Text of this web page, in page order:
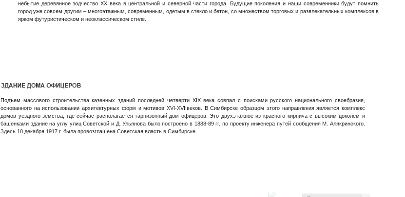
небытие деревянное зодчество XX века в центральной и северной части города. Будущие поколения и наши современники будут помнить
город уже совсем другим – многоэтажным, современным, одетым в стекло и бетон, со множеством торговых и развлекательных комплексов в
ярком футуристическом и неоклассическом стиле.
Подъем массового строительства казенных зданий последней четверти XIX века совпал с поисками русского национального своебразия,
основанного на использовании архитектурных форм и мотивов XVI-XVIIвеков. В Симбирске образцом этого направления является комплекс
домов уездного земства, где сейчас располагается гарнизонный дом офицеров. Это двухэтажное из красного кирпича с высоким цоколем и
башенками здание на углу улиц Советской и Д. Ульянова было построено в 1888-89 гг. по проекту инженера путей сообщения М. Алякринского.
Здесь 10 декабря 1917 г. была провозглашена Советская власть в Симбирске.